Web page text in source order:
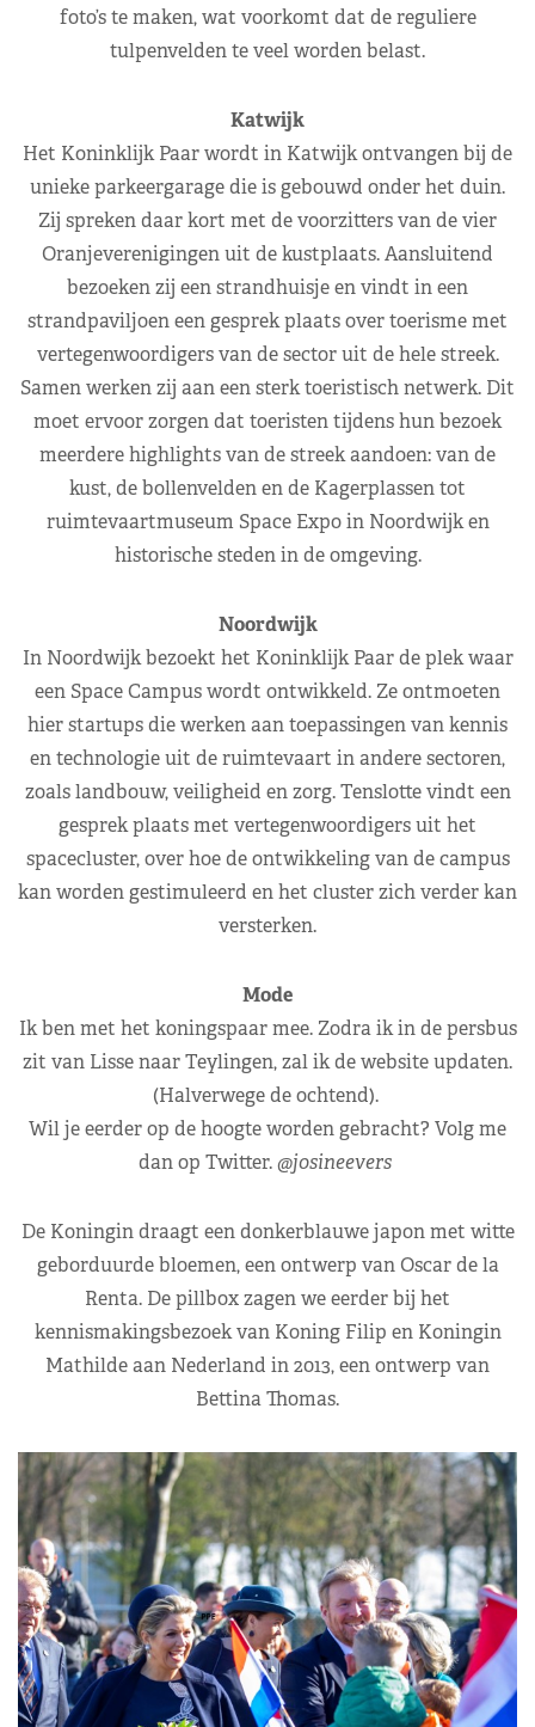
foto’s te maken, wat voorkomt dat de reguliere
tulpenvelden te veel worden belast.
Katwijk
Het Koninklijk Paar wordt in Katwijk ontvangen bij de
unieke parkeergarage die is gebouwd onder het duin.
Zij spreken daar kort met de voorzitters van de vier
Oranjeverenigingen uit de kustplaats. Aansluitend
bezoeken zij een strandhuisje en vindt in een
strandpaviljoen een gesprek plaats over toerisme met
vertegenwoordigers van de sector uit de hele streek.
Samen werken zij aan een sterk toeristisch netwerk. Dit
moet ervoor zorgen dat toeristen tijdens hun bezoek
meerdere highlights van de streek aandoen: van de
kust, de bollenvelden en de Kagerplassen tot
ruimtevaartmuseum Space Expo in Noordwijk en
historische steden in de omgeving.
Noordwijk
In Noordwijk bezoekt het Koninklijk Paar de plek waar
een Space Campus wordt ontwikkeld. Ze ontmoeten
hier startups die werken aan toepassingen van kennis
en technologie uit de ruimtevaart in andere sectoren,
zoals landbouw, veiligheid en zorg. Tenslotte vindt een
gesprek plaats met vertegenwoordigers uit het
spacecluster, over hoe de ontwikkeling van de campus
kan worden gestimuleerd en het cluster zich verder kan
versterken.
Mode
Ik ben met het koningspaar mee. Zodra ik in de persbus
zit van Lisse naar Teylingen, zal ik de website updaten.
(Halverwege de ochtend).
Wil je eerder op de hoogte worden gebracht? Volg me
dan op Twitter.@josineevers
De Koningin draagt een donkerblauwe japon met witte
geborduurde bloemen, een ontwerp van Oscar de la
Renta. De pillbox zagen we eerder bij het
kennismakingsbezoek van Koning Filip en Koningin
Mathilde aan Nederland in 2013, een ontwerp van
Bettina Thomas.